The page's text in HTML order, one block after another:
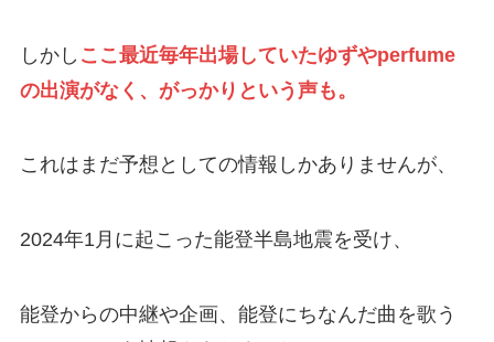
しかし ここ最近毎年出場していたゆずやperfume
の出演がなく、がっかりという声も。
これはまだ予想としての情報しかありませんが、
2024年1月に起こった能登半島地震を受け、
能登からの中継や企画、能登にちなんだ曲を歌う